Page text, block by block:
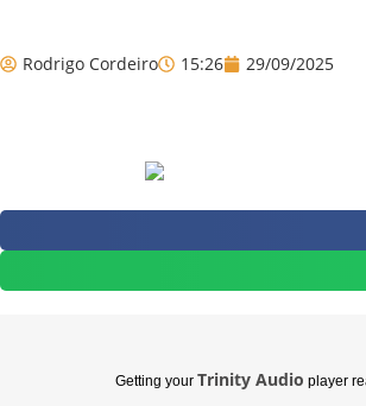
Rodrigo Cordeiro 15:26 29/09/2025
Getting your Trinity Audio player